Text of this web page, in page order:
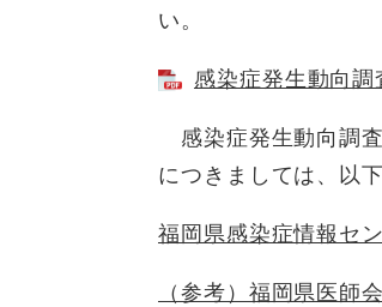
い。
感染症発生動向
感染症発生動向調
につきましては、以
福岡県感染症情報セ
（参考）福岡県医師会